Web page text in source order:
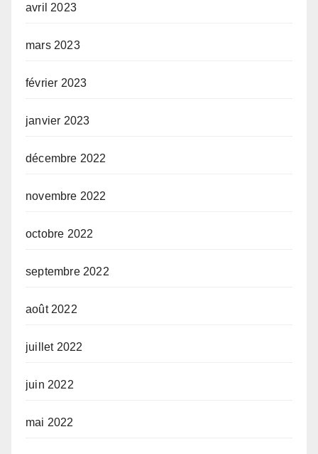
avril 2023
mars 2023
février 2023
janvier 2023
décembre 2022
novembre 2022
octobre 2022
septembre 2022
août 2022
juillet 2022
juin 2022
mai 2022